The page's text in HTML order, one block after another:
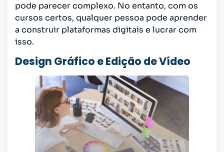
pode parecer complexo. No entanto, com os
cursos certos, qualquer pessoa pode aprender
a construir plataformas digitais e lucrar com
isso.
Design Gráfico e Edição de Vídeo